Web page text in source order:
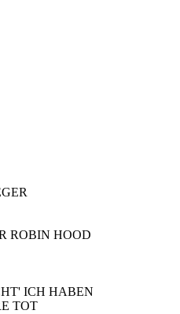
ROBIN HOOD
ICH HABEN
TOT